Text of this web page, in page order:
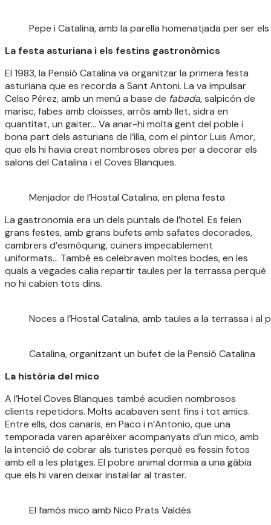
Pepe i Catalina, amb la parella homenatjada per ser
La festa asturiana i els festins gastronòmics
El 1983, la Pensió Catalina va organitzar la primera festa
asturiana que es recorda a Sant Antoni. La va impulsar
Celso Pérez, amb un menú a base de fabada, salpicón de
marisc, fabes amb cloïsses, arròs amb llet, sidra en
quantitat, un gaiter… Va anar-hi molta gent del poble i
bona part dels asturians de l’illa, com el pintor Luis Amor,
que els hi havia creat nombroses obres per a decorar els
salons del Catalina i el Coves Blanques.
Menjador de l’Hostal Catalina, en plena festa
La gastronomia era un dels puntals de l’hotel. Es feien
grans festes, amb grans bufets amb safates decorades,
cambrers d’esmòquing, cuiners impecablement
uniformats… També es celebraven moltes bodes, en les
quals a vegades calia repartir taules per la terrassa perquè
no hi cabien tots dins.
Noces a l’Hostal Catalina, amb taules a la terrassa i al
Catalina, organitzant un bufet de la Pensió Catalina
La història del mico
A l’Hotel Coves Blanques també acudien nombrosos
clients repetidors. Molts acabaven sent fins i tot amics.
Entre ells, dos canaris, en Paco i n’Antonio, que una
temporada varen aparèixer acompanyats d’un mico, amb
la intenció de cobrar als turistes perquè es fessin fotos
amb ell a les platges. El pobre animal dormia a una gàbia
que els hi varen deixar instal·lar al traster.
El famós mico amb Nico Prats Valdés